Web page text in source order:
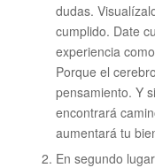
dudas.
cumplido. Date
experiencia
Porque el
pensamiento. Y
encontrará
aumentará tu
En segundo